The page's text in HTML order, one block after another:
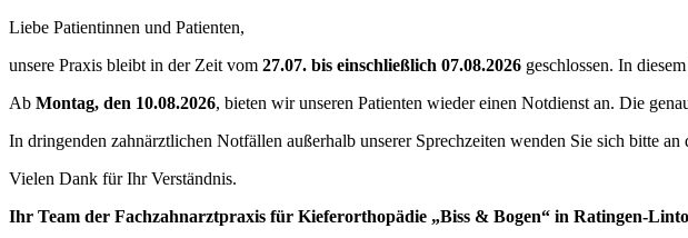
Liebe Patientinnen und Patienten,
unsere Praxis bleibt in der Zeit vom 27.07. bis einschließlich 07.08.2026 geschlossen. In
Ab Montag, den 10.08.2026, bieten wir unseren Patienten wieder einen Notdienst an. Die
In dringenden zahnärztlichen Notfällen außerhalb unserer Sprechzeiten wenden Sie sich bitte
Vielen Dank für Ihr Verständnis.
Ihr Team der Fachzahnarztpraxis für Kieferorthopädie „Biss & Bogen“ in Ratingen-